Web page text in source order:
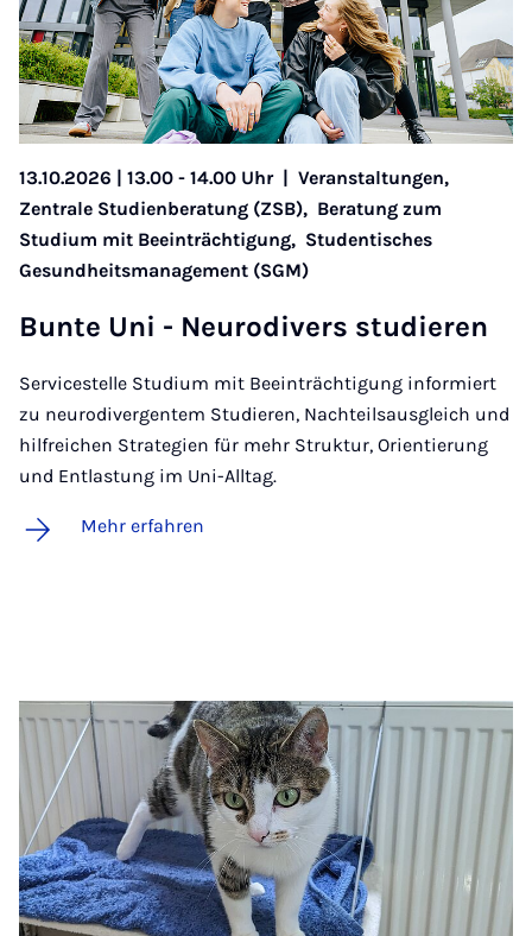
13.10.2026 | 13.00 - 14.00 Uhr
Veranstaltungen,
Zentrale Studienberatung (ZSB), Beratung zum
Studium mit Beeinträchtigung, Studentisches
Gesundheitsmanagement (SGM)
Bun­te Uni - Neu­ro­­di­­vers stu­­die­ren
Servicestelle Studium mit Beeinträchtigung informiert
zu neurodivergentem Studieren, Nachteilsausgleich und
hilfreichen Strategien für mehr Struktur, Orientierung
und Entlastung im Uni-Alltag.
Mehr erfahren